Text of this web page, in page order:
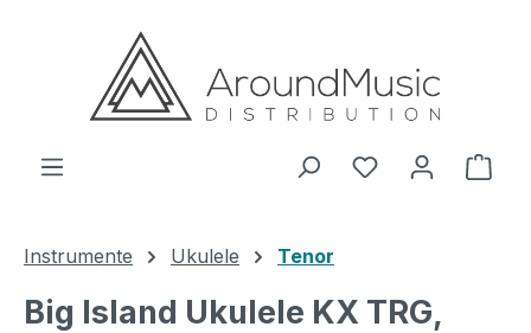
Zum Hauptinhalt springen
Instrumente Ukulele Tenor
Big Island Ukulele KX TRG,